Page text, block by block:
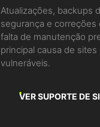
Atualizações, backups
segurança e correções
falta de manutenção
principal causa de sites
vulneráveis.
VER SUPORTE DE